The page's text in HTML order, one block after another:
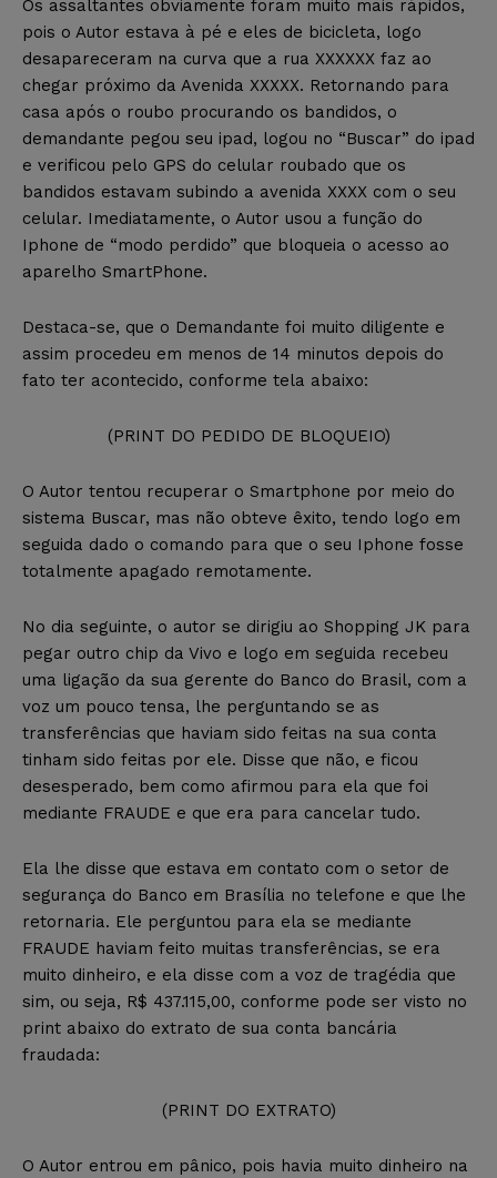
Os assaltantes obviamente foram muito mais rápidos,
pois o Autor estava à pé e eles de bicicleta, logo
desapareceram na curva que a rua XXXXXX faz ao
chegar próximo da Avenida XXXXX. Retornando para
casa após o roubo procurando os bandidos, o
demandante pegou seu ipad, logou no “Buscar” do ipad
e verificou pelo GPS do celular roubado que os
bandidos estavam subindo a avenida XXXX com o seu
celular. Imediatamente, o Autor usou a função do
Iphone de “modo perdido” que bloqueia o acesso ao
aparelho SmartPhone.
Destaca-se, que o Demandante foi muito diligente e
assim procedeu em menos de 14 minutos depois do
fato ter acontecido, conforme tela abaixo:
(PRINT DO PEDIDO DE BLOQUEIO)
O Autor tentou recuperar o Smartphone por meio do
sistema Buscar, mas não obteve êxito, tendo logo em
seguida dado o comando para que o seu Iphone fosse
totalmente apagado remotamente.
No dia seguinte, o autor se dirigiu ao Shopping JK para
pegar outro chip da Vivo e logo em seguida recebeu
uma ligação da sua gerente do Banco do Brasil, com a
voz um pouco tensa, lhe perguntando se as
transferências que haviam sido feitas na sua conta
tinham sido feitas por ele. Disse que não, e ficou
desesperado, bem como afirmou para ela que foi
mediante FRAUDE e que era para cancelar tudo.
Ela lhe disse que estava em contato com o setor de
segurança do Banco em Brasília no telefone e que lhe
retornaria. Ele perguntou para ela se mediante
FRAUDE haviam feito muitas transferências, se era
muito dinheiro, e ela disse com a voz de tragédia que
sim, ou seja, R$ 437.115,00, conforme pode ser visto no
print abaixo do extrato de sua conta bancária
fraudada:
(PRINT DO EXTRATO)
O Autor entrou em pânico, pois havia muito dinheiro na